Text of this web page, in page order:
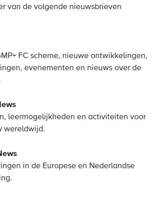
van de volgende nieuwsbrieven
FC scheme, nieuwe ontwikkelingen,
evenementen en nieuws over de
leermogelijkheden en activiteiten voor
wereldwijd.
in de Europese en Nederlandse